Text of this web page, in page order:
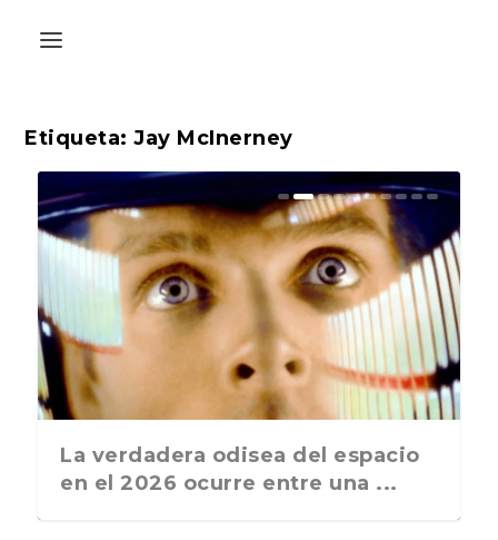
Etiqueta:Jay McInerney
La última postal de la temporada
nos recuerda que nos vamos ...
La verdadera odisea del espacio
en el 2026 ocurre entre una ...